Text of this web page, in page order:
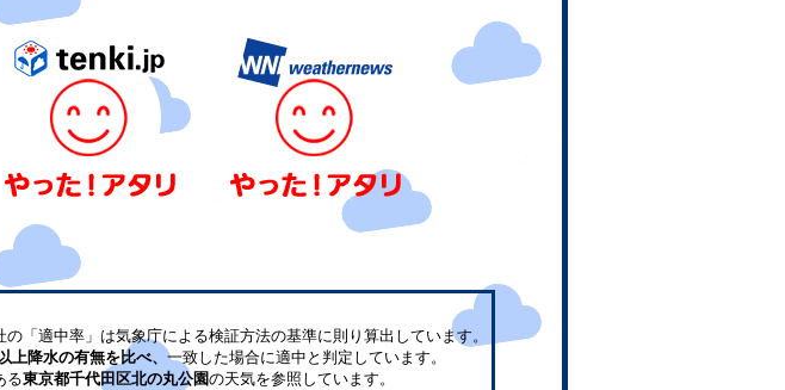
の「適中率」は気象庁による検証方法の基準に則り算出しています。
上降水の有無を比べ、 一致した場合に適中と判定しています。
る東京都千代田区北の丸公園の天気を参照しています。